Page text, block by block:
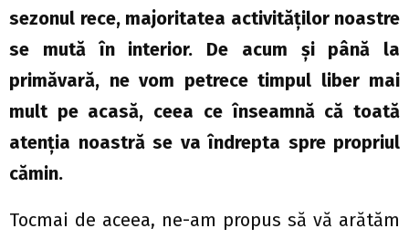
sezonul rece, majoritatea activităţilor noastre
se mută în interior. De acum şi până la
primăvară, ne vom petrece timpul liber mai
mult pe acasă, ceea ce înseamnă că toată
atenţia noastră se va îndrepta spre propriul
cămin.
Tocmai de aceea, ne-am propus să vă arătăm